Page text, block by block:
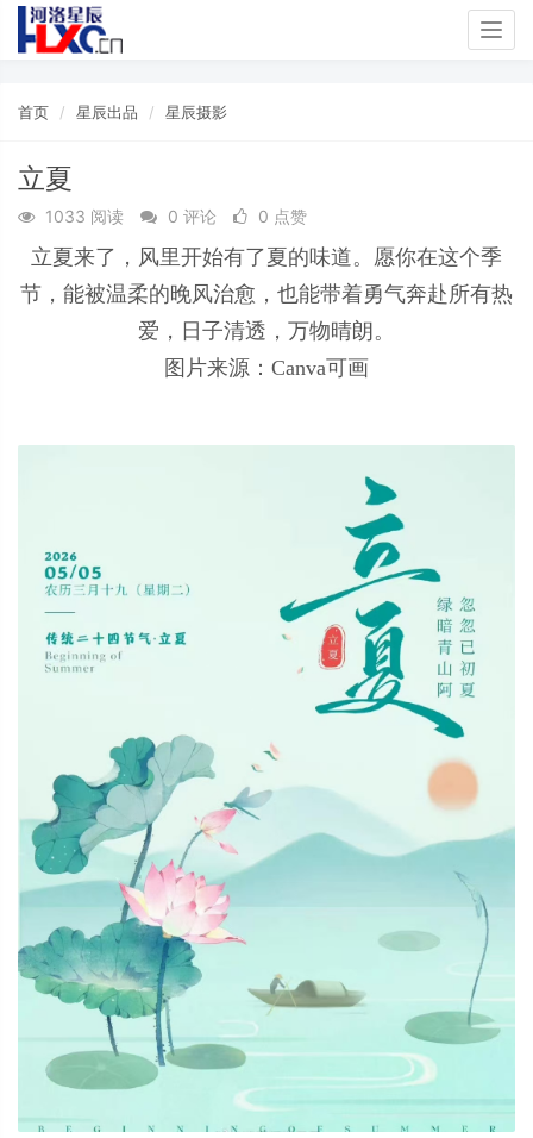
首页 星辰出品 星辰摄影
立夏
1033 阅读 0 评论 0 点赞
立夏来了，风里开始有了夏的味道。愿你在这个季
节，能被温柔的晚风治愈，也能带着勇气奔赴所有热
爱，日子清透，万物晴朗。
图片来源：Canva可画